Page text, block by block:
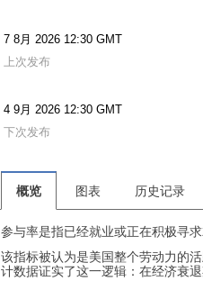
7 8月 2026 12:30 GMT
上次发布
4 9月 2026 12:30 GMT
下次发布
概览 图表 历史记录
参与率是指已经就业或正在积极寻
该指标被认为是美国整个劳动力的
计数据证实了这一逻辑：在经济衰